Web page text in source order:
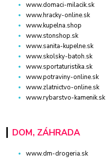
www.domaci-milacik.sk
www.hracky-online.sk
www.kupelna.shop
www.stonshop.sk
www.sanita-kupelne.sk
www.skolsky-batoh.sk
www.sportaturistika.sk
www.potraviny-online.sk
www.zlatnictvo-online.sk
www.rybarstvo-kamenik.sk
DOM, ZÁHRADA
www.dm-drogeria.sk